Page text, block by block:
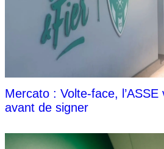
Mercato : Volte-face,
avant de signer